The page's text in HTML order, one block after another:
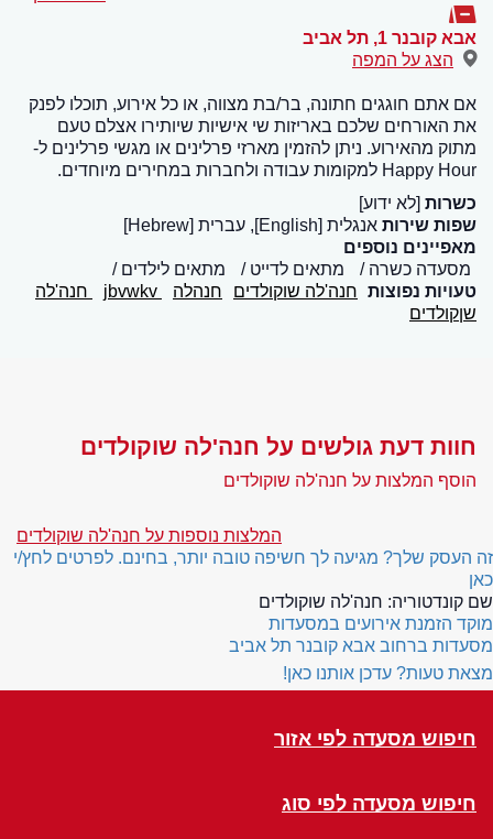
אבא קובנר 1 , תל אביב
הצג על המפה
אם אתם חוגגים חתונה, בר/בת מצווה, או כל אירוע, תוכלו לפנק
את האורחים שלכם באריזות שי אישיות שיותירו אצלם טעם
מתוק מהאירוע. ניתן להזמין מארזי פרלינים או מגשי פרלינים ל-
Happy Hour למקומות עבודה ולחברות במחירים מיוחדים.
כשרות [לא ידוע]
שפות שירות אנגלית [English], עברית [Hebrew]
מאפיינים נוספים
מסעדה כשרה
מתאים לדייט
מתאים לילדים
טעויות נפוצות חנה'לה שוקולדים חנהלה
חנה'לה
שןקולדים
חוות דעת גולשים על חנה'לה שוקולדים
הוסף המלצות על חנה'לה שוקולדים
המלצות נוספות על חנה'לה שוקולדים
זה העסק שלך? מגיעה לך חשיפה טובה יותר, בחינם. לפרטים לחץ/י
כאן
שם קונדטוריה: חנה'לה שוקולדים
מוקד הזמנת אירועים במסעדות
מסעדות ברחוב אבא קובנר תל אביב
מצאת טעות? עדכן אותנו כאן!
חיפוש מסעדה לפי אזור
חיפוש מסעדה לפי סוג